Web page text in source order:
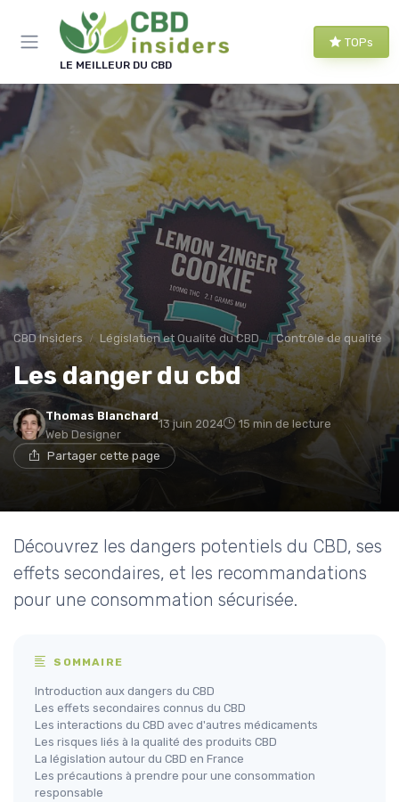
LE MEILLEUR DU CBD
TOPs
CBD Insiders Législation et Qualité du CBD Contrôle de qualité
Les danger du cbd
Thomas Blanchard
Web Designer
13 juin 2024 15 min de lecture
Partager cette page
Découvrez les dangers potentiels du CBD, ses
effets secondaires, et les recommandations
pour une consommation sécurisée.
SOMMAIRE
Introduction aux dangers du CBD
Les effets secondaires connus du CBD
Les interactions du CBD avec d'autres médicaments
Les risques liés à la qualité des produits CBD
La législation autour du CBD en France
Les précautions à prendre pour une consommation
responsable
Panneau de gestion des cookies